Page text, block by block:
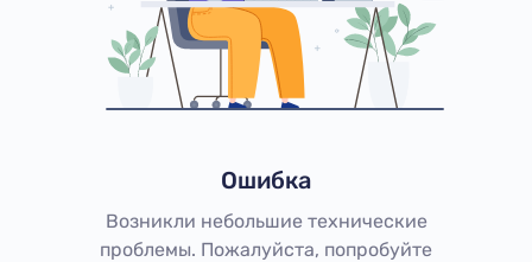
Ошибка
Возникли небольшие технические
проблемы. Пожалуйста, попробуйте